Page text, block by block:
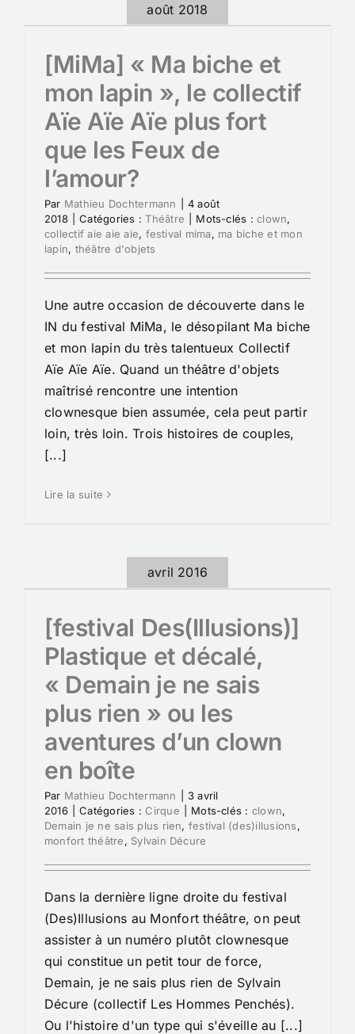
août 2018
[MiMa] « Ma biche et
mon lapin », le collectif
Aïe Aïe Aïe plus fort
que les Feux de
l’amour?
Par Mathieu Dochtermann
4 août
2018
Catégories :Théâtre Mots-clés :clown,
collectif aie aie aie, festival mima, ma biche et mon
lapin, théâtre d'objets
Une autre occasion de découverte dans le
IN du festival MiMa, le désopilant Ma biche
et mon lapin du très talentueux Collectif
Aïe Aïe Aïe. Quand un théâtre d'objets
maîtrisé rencontre une intention
clownesque bien assumée, cela peut partir
loin, très loin. Trois histoires de couples,
[...]
Lire la suite
avril 2016
[festival Des(Illusions)]
Plastique et décalé,
« Demain je ne sais
plus rien » ou les
aventures d’un clown
en boîte
Par Mathieu Dochtermann
3 avril
2016
Catégories : Cirque Mots-clés : clown,
Demain je ne sais plus rien, festival (des)illusions,
monfort théâtre, Sylvain Décure
Dans la dernière ligne droite du festival
(Des)Illusions au Monfort théâtre, on peut
assister à un numéro plutôt clownesque
qui constitue un petit tour de force,
Demain, je ne sais plus rien de Sylvain
Décure (collectif Les Hommes Penchés).
Ou l'histoire d'un type qui s'éveille au [...]